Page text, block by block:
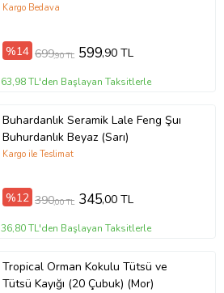
Kargo Bedava
%14 699,90 TL 599,90 TL
63,98 TL'den Başlayan Taksitlerle
Buhardanlık Seramik Lale Feng Şuı
Buhurdanlık Beyaz (Sarı)
Kargo ile Teslimat
%12 390,00 TL 345,00 TL
36,80 TL'den Başlayan Taksitlerle
Tropical Orman Kokulu Tütsü ve
Tütsü Kayığı (20 Çubuk) (Mor)